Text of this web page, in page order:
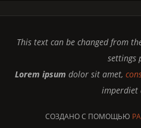
This text can be changed from
settings
Lorem ipsum dolor sit amet,
imperdiet
СОЗДАНО С ПОМОЩЬЮ